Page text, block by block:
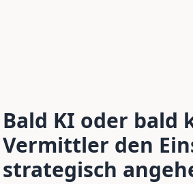
Bald KI oder bald
Vermittler den
strategisch